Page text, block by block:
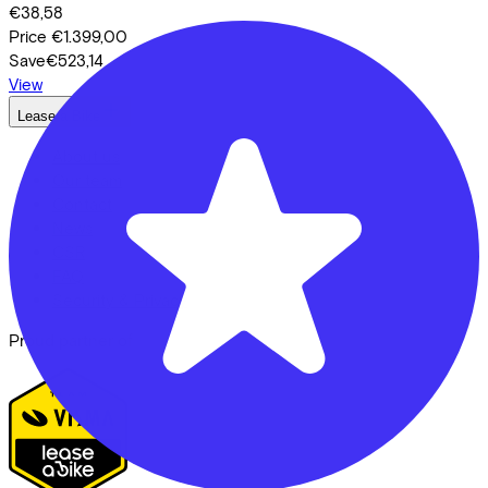
€38,58
Price €1.399,00
Save€523,14
View
Lease a Bike
Security & Privacy
Proud partner of